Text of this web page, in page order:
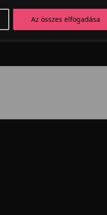
Az összes elfogadása